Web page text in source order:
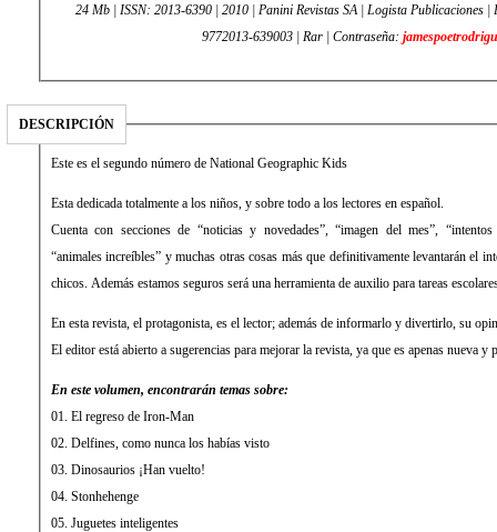
24 Mb | ISSN: 2013-6390 | 2010 | Panini Revistas SA | Logista Publicaciones
9772013-639003 | Rar | Contraseña:
DESCRIPCIÓN
Este es el segundo número de National Geographic Kids
Esta dedicada totalmente a los niños, y sobre todo a los lectores en español.
Cuenta con secciones de “noticias y novedades”, “imagen del mes”, “intentos
“animales increíbles” y muchas otras cosas más que definitivamente levantarán el
chicos. Además estamos seguros será una herramienta de auxilio para tareas
En esta revista, el protagonista, es el lector; además de informarlo y divertirlo, su
El editor está abierto a sugerencias para mejorar la revista, ya que es apenas nueva y
En este volumen, encontrarán temas sobre:
01. El regreso de Iron-Man
02. Delfines, como nunca los habías visto
03. Dinosaurios ¡Han vuelto!
04. Stonhehenge
05. Juguetes inteligentes